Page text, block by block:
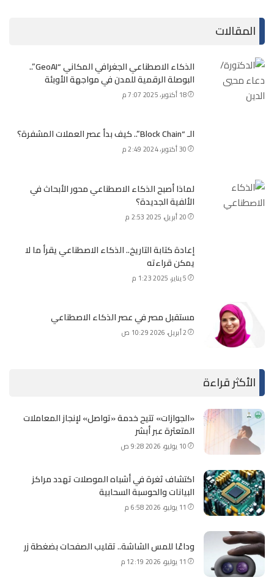
المقالات
الذكاء الاصطناعي الجغرافي المكاني “GeoAI”..
البوصلة الرقمية للمدن في مواجهة الأوبئة
18 أكتوبر، 2025 7:07 م
الـ “Block Chain”.. كيف بدأ عصر العملات المشفرة؟
30 أكتوبر، 2024 2:49 م
لماذا أصبح الذكاء الاصطناعي محور الأبحاث في
الألفية الجديدة؟
20 أبريل، 2025 2:53 م
إعادة كتابة التاريخ.. الذكاء الاصطناعي يقرأ ما لا
يمكن قراءته
5 يناير، 2025 1:23 م
مستقبل مصر في عصر الذكاء الاصطناعي
2 أبريل، 2026 10:29 ص
الأكثر قراءة
«الجوازات» تتيح خدمة «تواصل» لإنجاز المعاملات
المتعثرة عبر أبشر
10 يوليو، 2026 9:28 ص
اكتشاف ثغرة في أشباه الموصلات تهدد مراكز
البيانات والحوسبة السحابية
11 يوليو، 2026 6:58 م
وداعًا للمس الشاشة.. تقليب الصفحات بضغطة زر
11 يوليو، 2026 12:19 م